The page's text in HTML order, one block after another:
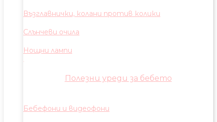
Възглавнички, колани против колики
Слънчеви очила
Нощни лампи
Полезни уреди за бебето
Бебефони и видеофони